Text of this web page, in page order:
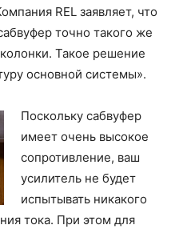
REL заявляет, что
точно такого же
Такое решение
основной системы».
Поскольку сабвуфер
имеет очень высокое
сопротивление, ваш
усилитель не будет
испытывать никакого
тока. При этом для